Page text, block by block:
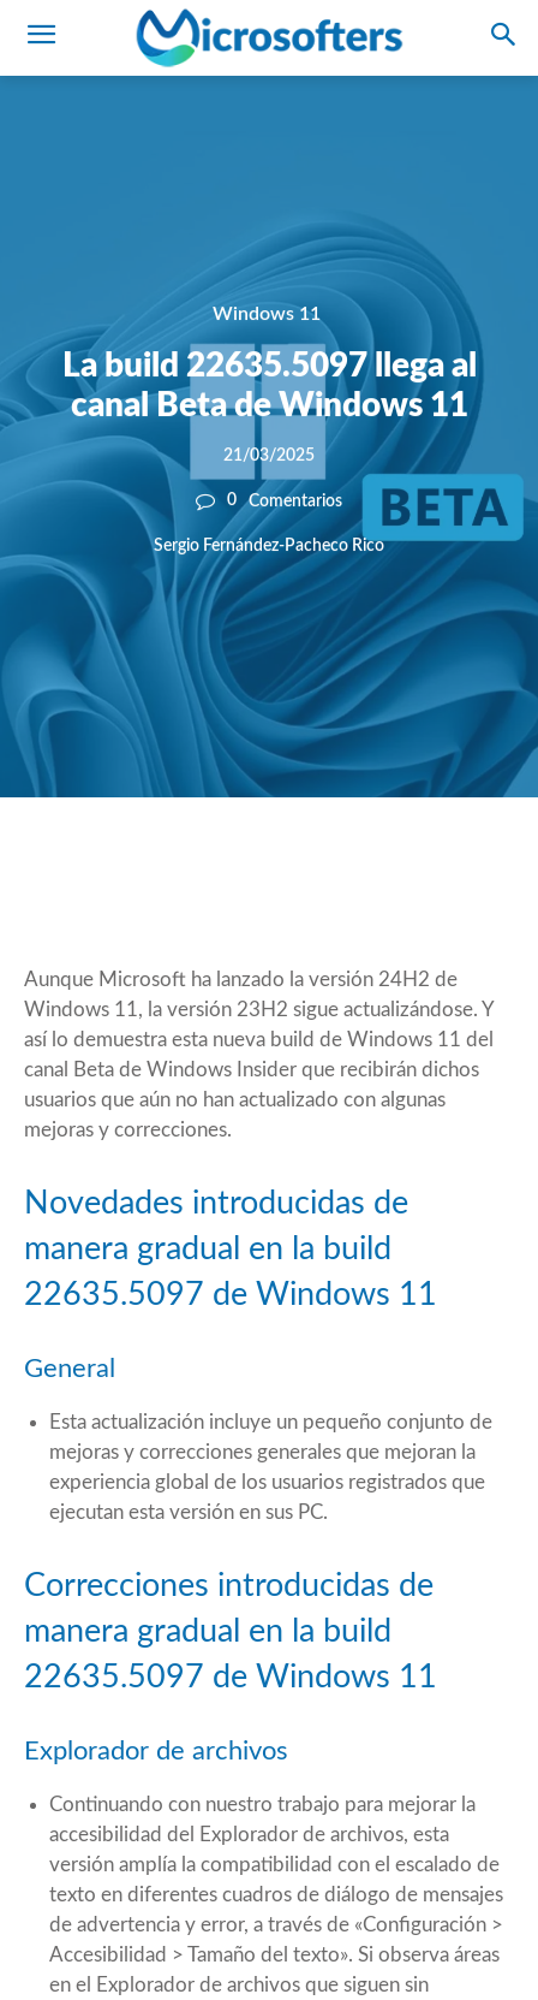
Windows 11
La build 22635.5097 llega al
canal Beta de Windows 11
21/03/2025
0 Comentarios
Sergio Fernández-Pacheco Rico
Aunque Microsoft ha lanzado la versión 24H2 de
Windows 11, la versión 23H2 sigue actualizándose. Y
así lo demuestra esta nueva build de Windows 11 del
canal Beta de Windows Insider que recibirán dichos
usuarios que aún no han actualizado con algunas
mejoras y correcciones.
Novedades introducidas de
manera gradual en la build
22635.5097 de Windows 11
General
Esta actualización incluye un pequeño conjunto de
mejoras y correcciones generales que mejoran la
experiencia global de los usuarios registrados que
ejecutan esta versión en sus PC.
Correcciones introducidas de
manera gradual en la build
22635.5097 de Windows 11
Explorador de archivos
Continuando con nuestro trabajo para mejorar la
accesibilidad del Explorador de archivos, esta
versión amplía la compatibilidad con el escalado de
texto en diferentes cuadros de diálogo de mensajes
de advertencia y error, a través de «Configuración >
Accesibilidad > Tamaño del texto». Si observa áreas
en el Explorador de archivos que siguen sin